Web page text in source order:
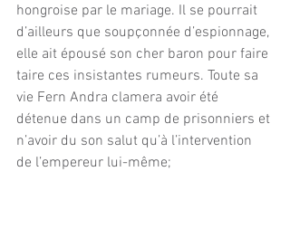
hongroise par le mariage. Il se pourrait
d’ailleurs que soupçonnée d’espionnage,
elle ait épousé son cher baron pour faire
taire ces insistantes rumeurs. Toute sa
vie Fern Andra clamera avoir été
détenue dans un camp de prisonniers et
n’avoir du son salut qu’à l’intervention
de l’empereur lui-même;